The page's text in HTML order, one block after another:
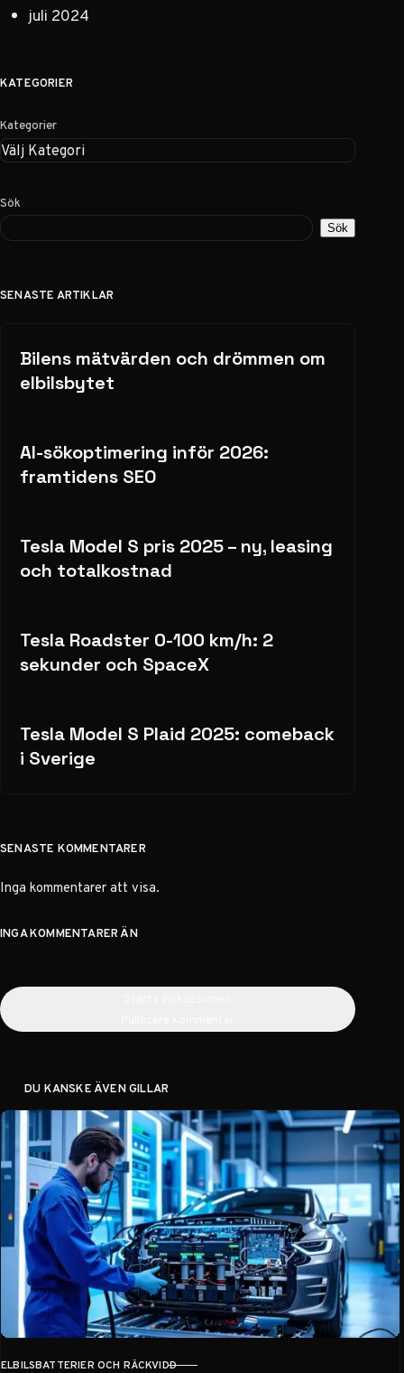
juli 2024
KATEGORIER
Kategorier
Sök
Sök
SENASTE ARTIKLAR
Bilens mätvärden och drömmen om
elbilsbytet
AI-sökoptimering inför 2026:
framtidens SEO
Tesla Model S pris 2025 – ny, leasing
och totalkostnad
Tesla Roadster 0-100 km/h: 2
sekunder och SpaceX
Tesla Model S Plaid 2025: comeback
i Sverige
SENASTE KOMMENTARER
Inga kommentarer att visa.
INGA KOMMENTARER ÄN
DU KANSKE ÄVEN GILLAR
ELBILSBATTERIER OCH RÄCKVIDD